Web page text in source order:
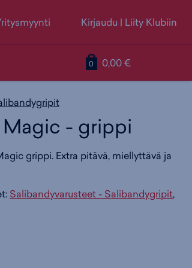
Kirjaudu | Liity Klubiin
S
i
T
o
0 T
o
0,00 €
Magic - grippi
grippi. Extra pitävä, miellyttävä ja
Salibandyvarusteet - Salibandygripit,